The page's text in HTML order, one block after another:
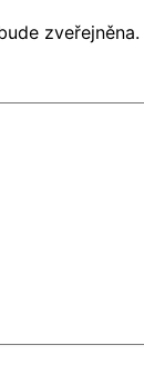
zveřejněna.